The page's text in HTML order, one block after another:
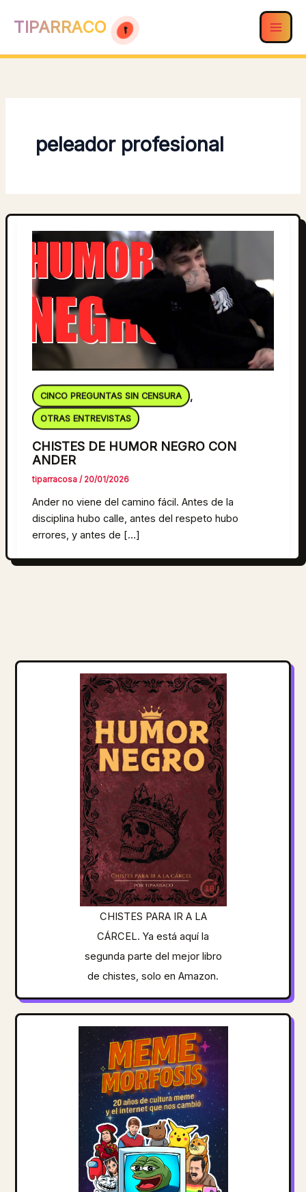
TIPARRACO
peleador profesional
CINCO PREGUNTAS SIN CENSURA ,
OTRAS ENTREVISTAS
CHISTES DE HUMOR NEGRO CON
ANDER
tiparracosa/ 20/01/2026
Ander no viene del camino fácil. Antes de la
disciplina hubo calle, antes del respeto hubo
errores, y antes de […]
CHISTES PARA IR A LA
CÁRCEL. Ya está aquí la
segunda parte del mejor libro
de chistes, solo en Amazon.